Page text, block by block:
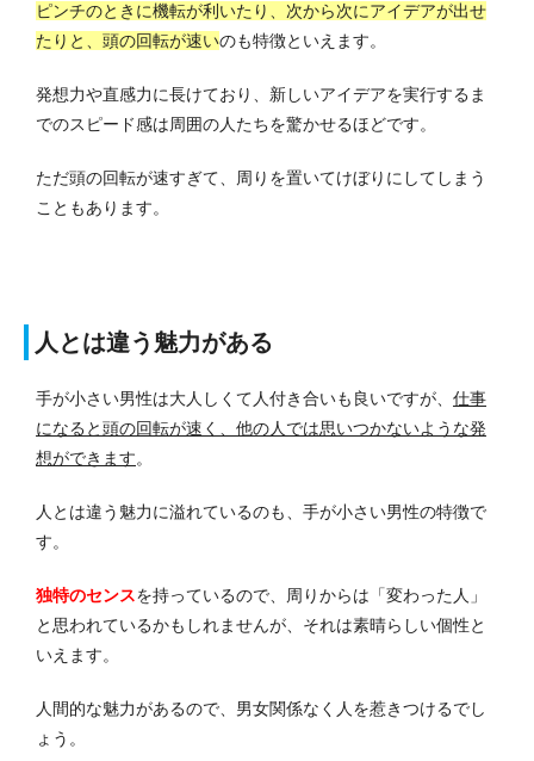
ピンチのときに機転が利いたり、次から次にアイデアが出せ
たりと、頭の回転が速いのも特徴といえます。
発想力や直感力に長けており、新しいアイデアを実行するま
でのスピード感は周囲の人たちを驚かせるほどです。
ただ頭の回転が速すぎて、周りを置いてけぼりにしてしまう
こともあります。
人とは違う魅力がある
手が小さい男性は大人しくて人付き合いも良いですが、 仕事
になると頭の回転が速く、他の人では思いつかないような発
想ができます。
人とは違う魅力に溢れているのも、手が小さい男性の特徴で
す。
独特のセンスを持っているので、周りからは「変わった人」
と思われているかもしれませんが、それは素晴らしい個性と
いえます。
人間的な魅力があるので、男女関係なく人を惹きつけるでし
ょう。